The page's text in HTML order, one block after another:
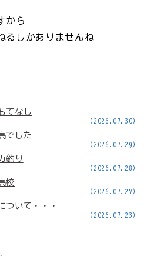
から
るしかありませんね
てなし
(2026.07.30)
でした
(2026.07.29)
釣り
(2026.07.28)
校
(2026.07.27)
ついて・・・
(2026.07.23)